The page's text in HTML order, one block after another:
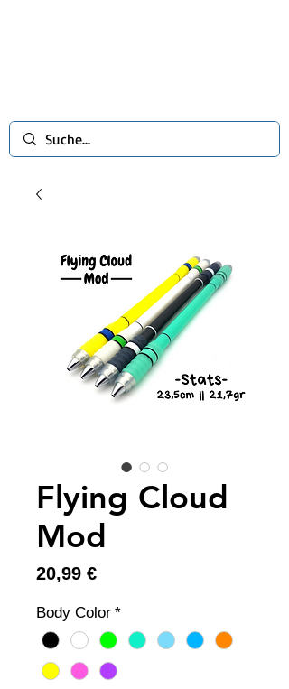
Flying Cloud
Mod
20,99 €Preis
Body Color *